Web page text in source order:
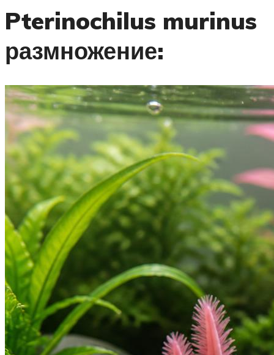
Pterinochilus murinus
размножение: